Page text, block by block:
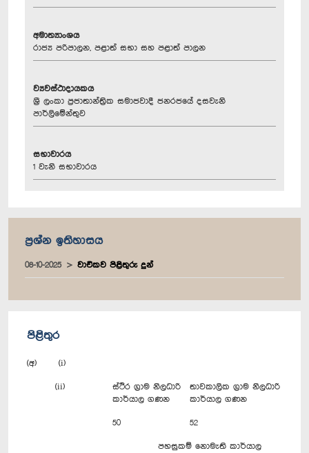
අමාත්‍යාංශය
රාජ්‍ය පරිපාලන, පළාත් සභා සහ පළාත් පාලන
ව්‍යවස්ථාදායකය
ශ්‍රී ලංකා ප්‍රජාතාන්ත්‍රික සමාජවාදී ජනරජයේ දසවැනි
පාර්ලිමේන්තුව
සභාවාරය
1 වැනි සභාවාරය
ප්‍රශ්න ඉතිහාසය
08-10-2025 වාචිකව පිළිතුරු දුන්
පිළිතුර
(අ) (i)
ස්ථිර ග්‍රාම නිලධාරි
කාර්යාල ගණන
තාවකාලික ග්‍රාම නිලධාරි
කාර්යාල ගණන
50 52
(ii)
පහසුකම් නොමැති කාර්යාල